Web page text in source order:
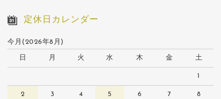
定休日カレンダー
今月(2026年8月)
日 月 火 水 木 金 土
1
2 3 4 5 6 7 8